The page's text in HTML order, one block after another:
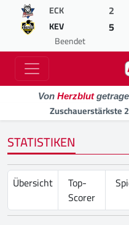
ECK 2
KEV 5
Beendet
Von Herzblut
Zuschauerstärkste
STATISTIKEN
Übersicht
Top-
Scorer